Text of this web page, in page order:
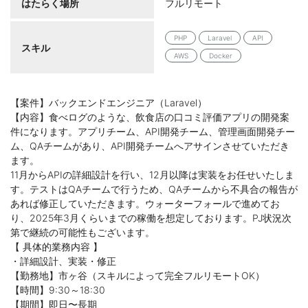
はたらく場所 フルリモート
スキル
PHP Laravel API
AWS Docker
【案件】バックエンドエンジニア（Laravel）
【内容】食べログのような、飲食店の口コミ評価アプリの開発案
件になります。アプリチーム、API開発チーム、管理画面開発チー
ム、QAチームがあり、API開発チームへアサインさせていただき
ます。
11月からAPIの詳細設計を行い、12月以降は実装をお任せいたしま
す。テストはQAチームで行うため、QAチームから不具合の報告が
あれば修正していただきます。ウォーターフォールで進めてお
り、2025年3月くらいまでの稼働を想定しております。PJ状況次
第で継続の可能性もございます。
【 具体的業務内容 】
・詳細設計、実装・修正
【勤務地】市ヶ谷（スキルによって完全フルリモートOK）
【時間】9:30～18:30
【期間】即日〜長期